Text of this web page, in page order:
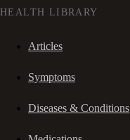
HEALTH LIBRARY
Articles
Symptoms
Diseases & Conditions